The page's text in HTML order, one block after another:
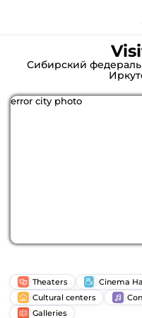
Сибирский
error city photo
Theaters Cinema
Cultural centers
Galleries